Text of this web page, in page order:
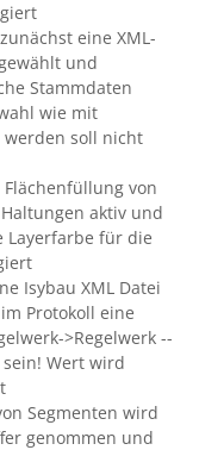
eine XML-
und
Stammdaten
wie mit
werden soll nicht
von
aktiv und
Layerfarbe für die
Isybau XML Datei
Protokoll eine
>Regelwerk --
Wert wird
Segmenten wird
genommen und